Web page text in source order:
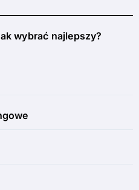
wybrać najlepszy?